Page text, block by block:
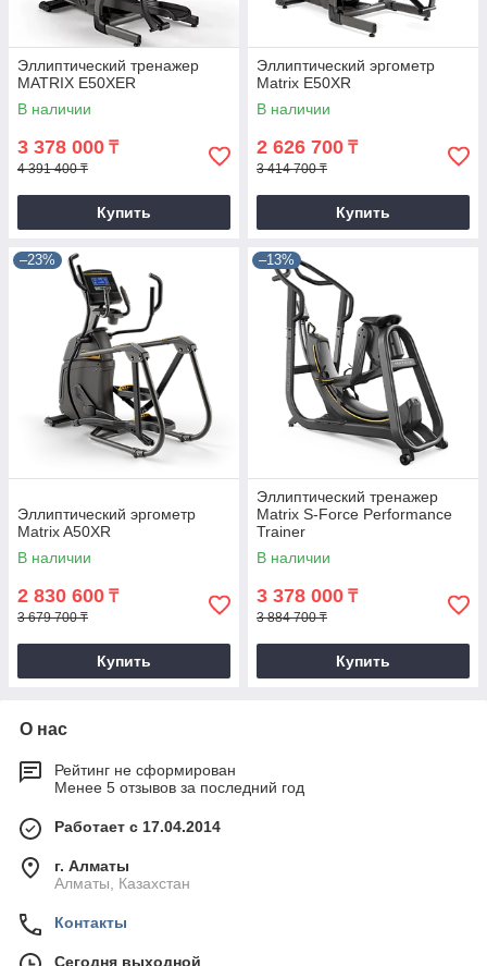
Эллиптический тренажер
MATRIX E50XER
В наличии
3 378 000 ₸
4 391 400 ₸
Купить
Эллиптический эргометр
Matrix E50XR
В наличии
2 626 700 ₸
3 414 700 ₸
Купить
–23%
Эллиптический эргометр
Matrix A50XR
В наличии
2 830 600 ₸
3 679 700 ₸
Купить
–13%
Эллиптический тренажер
Matrix S-Force Performance
Trainer
В наличии
3 378 000 ₸
3 884 700 ₸
Купить
О нас
Рейтинг не сформирован
Менее 5 отзывов за последний год
Работает с 17.04.2014
г. Алматы
Алматы, Казахстан
Контакты
Сегодня выходной